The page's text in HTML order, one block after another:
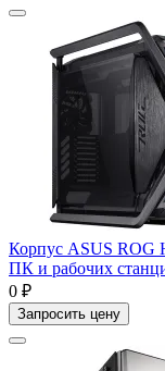
Корпус ASUS ROG
ПК и рабочих
0 ₽
Запросить цену